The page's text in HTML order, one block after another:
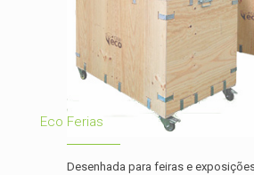
Eco Ferias
Desenhada para feiras e